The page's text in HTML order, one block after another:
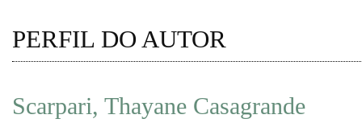
PERFIL DO AUTOR
Scarpari, Thayane Casagrande